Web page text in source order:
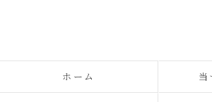
ホーム 当